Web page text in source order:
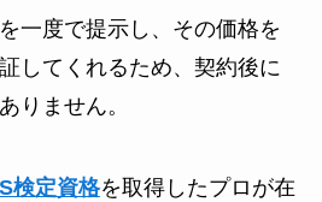
一度で提示し、その価格を
してくれるため、契約後に
りません。
検定資格を取得したプロが在